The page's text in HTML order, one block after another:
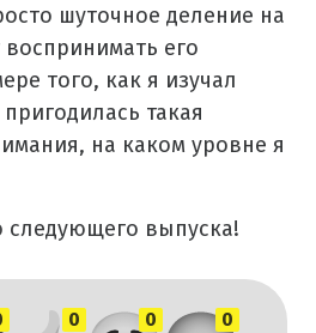
шуточное деление на
его
того, как я изучал
такая
на каком уровне я
следующего выпуска!
0 0 0